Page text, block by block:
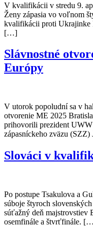
V kvalifikácii v stredu 9.
Ženy zápasia vo voľnom
kvalifikácii proti Ukrajinke
[…]
Slávnostné
Európy
V utorok popoludní sa v
otvorenie ME 2025
prihovorili prezident
zápasníckeho zväzu
Slováci v
Po postupe Tsakulova a
súboje štyroch
súťažný deň majstrovstiev
osemfinále a štvrťfinále.